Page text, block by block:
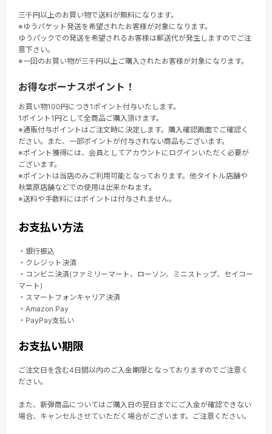
三千円以上のお買い物で送料が無料になります。
※ゆうパケット発送を希望されたお客様が対象になります。
ゆうパックでの発送を希望されるお客様は郵送代が発生しますのでご注
意下さい。
※一回のお買い物が三千円以上ご購入されたお客様が対象になります。
お得なボーナスポイント！
お買い物100円につき1ポイント付与いたします。
1ポイント1円として全商品ご購入頂けます。
※通販付与ポイントはご注文時に決定します。購入確認画面でご確認く
ださい。また、一部ポイントが付与されない商品もございます。
※ポイント獲得には、会員としてアカウントにログインいただく必要が
ございます。
※ポイントは当店のみご利用可能となっております。他タイトル店舗や
秋葉原店舗などでの使用は出来かねます。
※送料や手数料にはポイントは付与されません。
お支払い方法
・銀行振込
・クレジット決済
・コンビニ決済(ファミリーマート、ローソン、ミニストップ、セイコー
マート)
・スマートフォンキャリア決済
・Amazon Pay
・PayPay支払い
お支払い期限
ご注文日を含む4日間以内のご入金期限となっておりますのでご注意く
ださい。
また、新弾商品についてはご購入日の翌日までにご入金が確認できない
場合、キャンセルさせていただく場合がございます。ご注意ください。